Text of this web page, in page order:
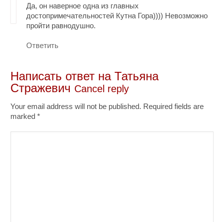
Да, он наверное одна из главных
достопримечательностей Кутна Гора)))) Невозможно
пройти равнодушно.
Ответить
Написать ответ наТатьяна
Стражевич Cancel reply
Your email address will not be published. Required fields are
marked*